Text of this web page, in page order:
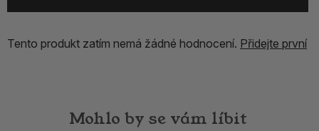
Tento produkt zatím nemá žádné hodnocení. Přidejte první
Mohlo by se vám líbit